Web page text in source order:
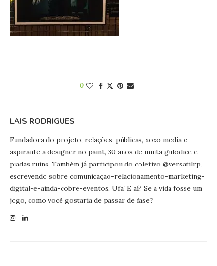
0
LAIS RODRIGUES
Fundadora do projeto, relações-públicas, xoxo media e
aspirante a designer no paint, 30 anos de muita gulodice e
piadas ruins. Também já participou do coletivo @versatilrp,
escrevendo sobre comunicação-relacionamento-marketing-
digital-e-ainda-cobre-eventos. Ufa! E aí? Se a vida fosse um
jogo, como você gostaria de passar de fase?